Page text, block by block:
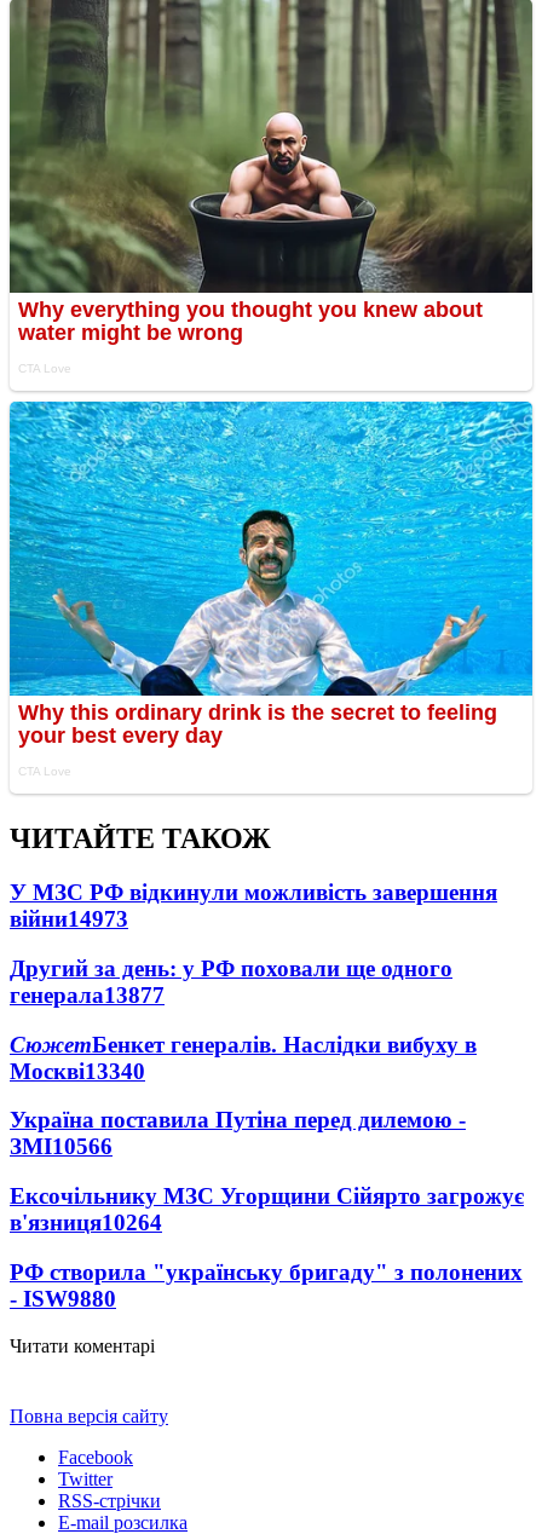
ЧИТАЙТЕ ТАКОЖ
У МЗС РФ відкинули можливість завершення
війни14973
Другий за день: у РФ поховали ще одного
генерала13877
СюжетБенкет генералів. Наслідки вибуху в
Москві13340
Україна поставила Путіна перед дилемою -
ЗМІ10566
Ексочільнику МЗС Угорщини Сійярто загрожує
в'язниця10264
РФ створила "українську бригаду" з полонених
- ISW9880
Читати коментарі
Повна версія сайту
Facebook
Twitter
RSS-стрічки
E-mail розсилка